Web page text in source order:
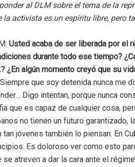
al DLM sobre el tema de la
la activista es un espíritu libre, pero
Usted acaba de ser liberada por el
durante todo ese tiempo?
¿En algún momento creyó que su
que soy detenida nunca me
Digo intentan, porque nunca
que es capaz de cualquier cosa,
no tienen un futuro garantizado,
tan jóvenes también lo piensan. En
Es doloroso ver como esto
se atreven a dar la cara ante el